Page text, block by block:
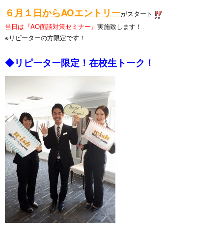
６月１日からAOエントリーがスタート
当日は 『AO面談対策セミナー』 実施致します！
※リピーターの方限定です！
◆リピーター限定！在校生トーク！